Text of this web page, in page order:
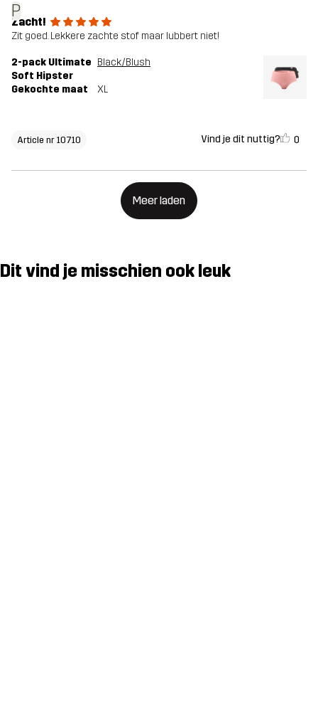
P
Zacht!
Zit goed. Lekkere zachte stof maar lubbert niet!
2-pack Ultimate
Soft Hipster
Black/Blush
Gekochte maat XL
Article nr 10710 Vind je dit nuttig? 0
Meer laden
Dit vind je misschien ook leuk